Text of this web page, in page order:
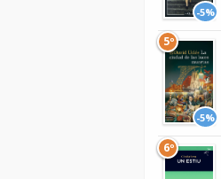
-5%
-5%
5º
6º